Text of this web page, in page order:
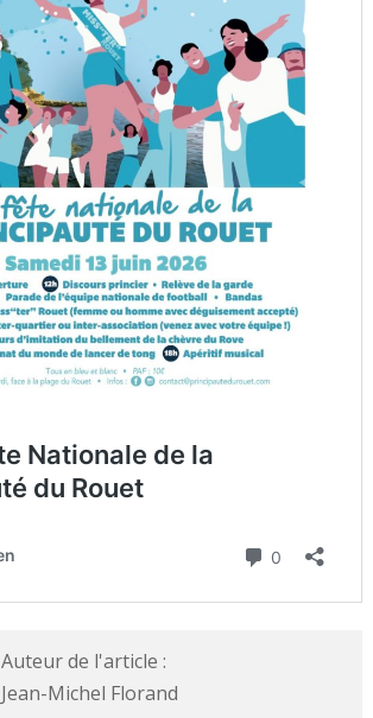
Auteur de l'article :
Jean-Michel Florand